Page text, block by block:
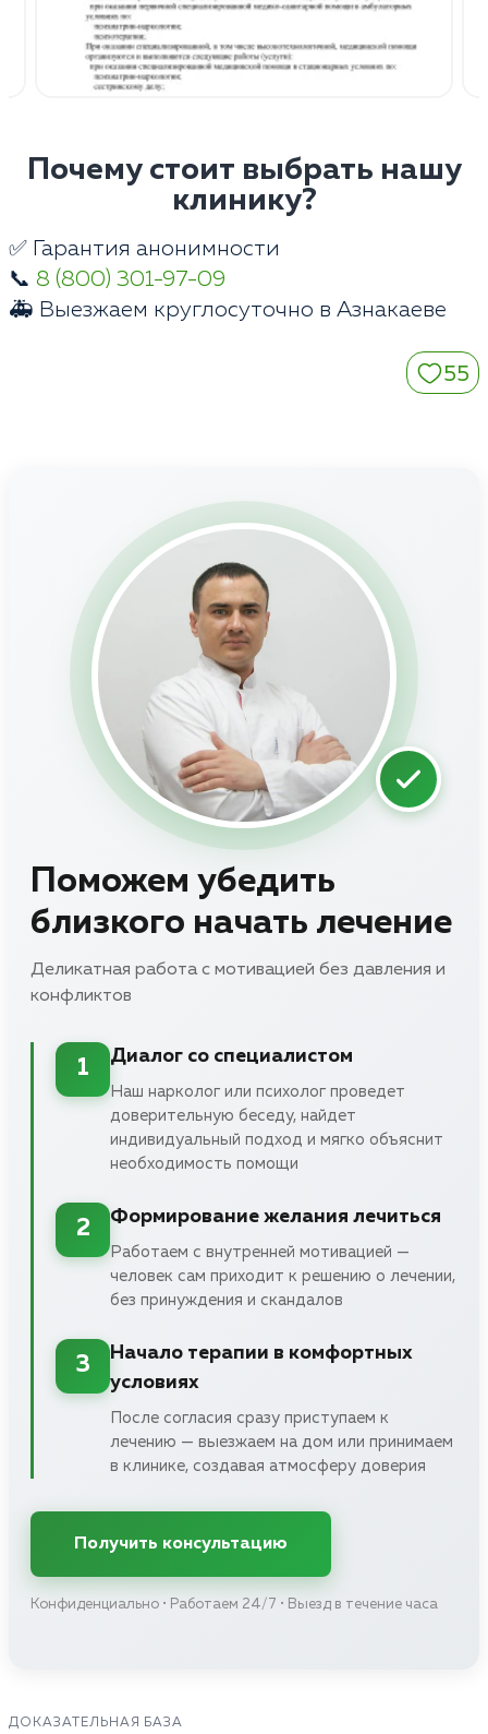
Почему стоит выбрать нашу
клинику?
✅ Гарантия анонимности
📞 8 (800) 301-97-09
🚑 Выезжаем круглосуточно в Азнакаеве
55
Поможем убедить
близкого начать лечение
Деликатная работа с мотивацией без давления и
конфликтов
1
Диалог со специалистом
Наш нарколог или психолог проведет
доверительную беседу, найдет
индивидуальный подход и мягко объяснит
необходимость помощи
2
Формирование желания лечиться
Работаем с внутренней мотивацией —
человек сам приходит к решению о лечении,
без принуждения и скандалов
3
Начало терапии в комфортных
условиях
После согласия сразу приступаем к
лечению — выезжаем на дом или принимаем
в клинике, создавая атмосферу доверия
Получить консультацию
Конфиденциально • Работаем 24/7 • Выезд в течение часа
ДОКАЗАТЕЛЬНАЯ БАЗА